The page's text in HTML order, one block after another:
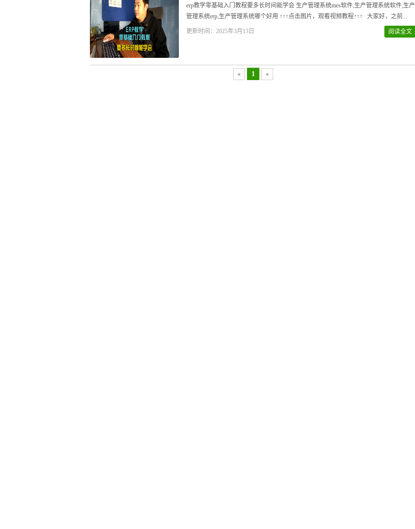
erp教学零基础入门教程要多长时间能学会 生产管理系统mes软件,生产管理系统软件,生产
管理系统erp,生产管理系统哪个好用 ↑↑↑点击图片，观看视频教程↑↑↑ 大家好，之前...
更新时间：2025年3月13日 阅读全文
« 1 »